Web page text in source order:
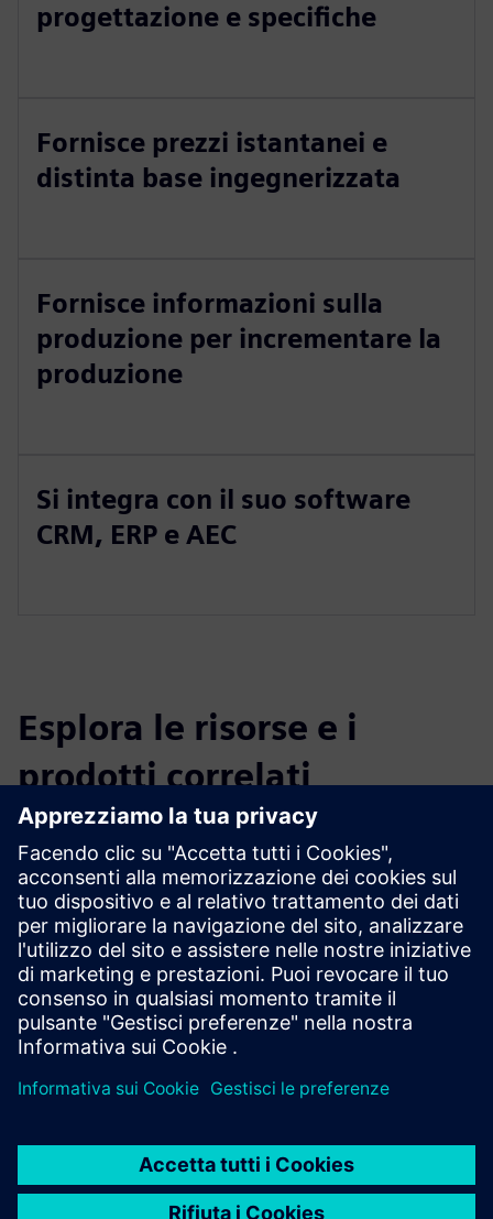
progettazione e specifiche
Fornisce prezzi istantanei e
distinta base ingegnerizzata
Fornisce informazioni sulla
produzione per incrementare la
produzione
Si integra con il suo software
CRM, ERP e AEC
Esplora le risorse e i
prodotti correlati
Informazioni e risorse aggiuntive
Video di panoramica del software ICE
Esplora ICE su ice-edge.com
Prerequisiti